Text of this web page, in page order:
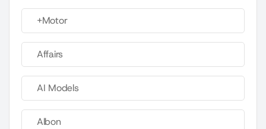
+Motor
Affairs
AI Models
Albon